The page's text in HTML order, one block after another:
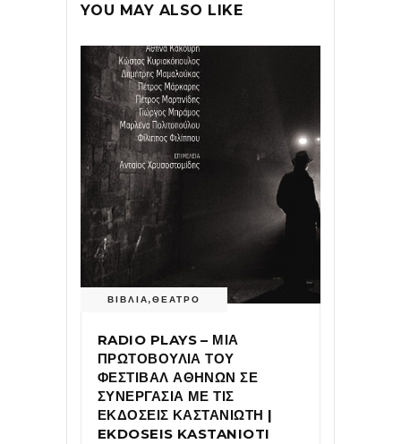
YOU MAY ALSO LIKE
ΒΙΒΛΙΑ,ΘΕΑΤΡΟ
RADIO PLAYS – ΜΙΑ
ΠΡΩΤΟΒΟΥΛΙΑ ΤΟΥ
ΦΕΣΤΙΒΑΛ ΑΘΗΝΩΝ ΣΕ
ΣΥΝΕΡΓΑΣΙΑ ΜΕ ΤΙΣ
ΕΚΔΟΣΕΙΣ ΚΑΣΤΑΝΙΩΤΗ |
EKDOSEIS KASTANIOTI